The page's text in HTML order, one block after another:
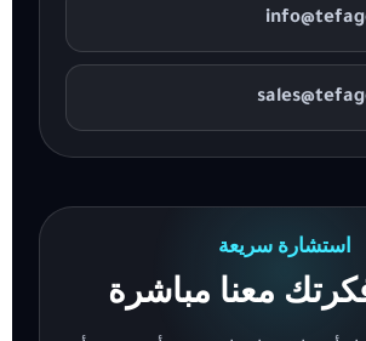
استشارة سريعة
معنا مباشرة